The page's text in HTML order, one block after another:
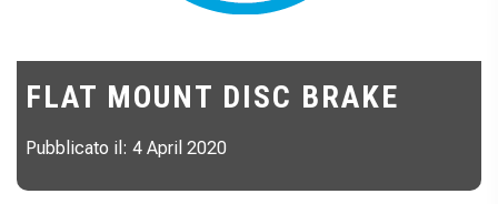
FLAT MOUNT DISC BRAKE
Pubblicato il: 4 April 2020